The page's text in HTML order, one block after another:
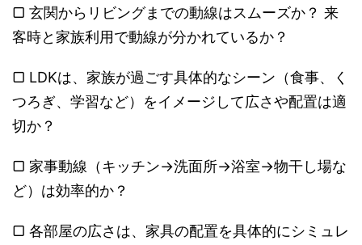
▢ 玄関からリビングまでの動線はスムーズか？ 来
客時と家族利用で動線が分かれているか？
▢ LDKは、家族が過ごす具体的なシーン（食事、く
つろぎ、学習など）をイメージして広さや配置は適
切か？
▢ 家事動線（キッチン→洗面所→浴室→物干し場な
ど）は効率的か？
▢ 各部屋の広さは、家具の配置を具体的にシミュレ